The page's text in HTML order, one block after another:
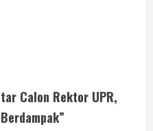
Calon Rektor UPR,